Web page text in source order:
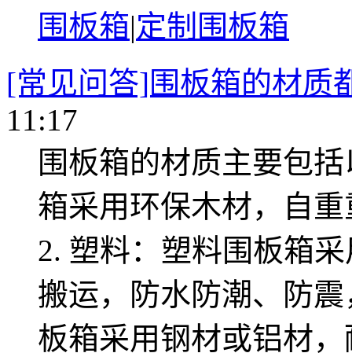
围板箱|定制围板箱
[常见问答]围板箱的材质
11:17
围板箱的材质主要包
箱采用环保木材，自
2. 塑料：塑料围板箱
搬运，防水防潮、防
板箱采用钢材或铝材